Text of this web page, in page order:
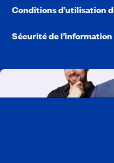
Conditions d’utilisation
Sécurité de